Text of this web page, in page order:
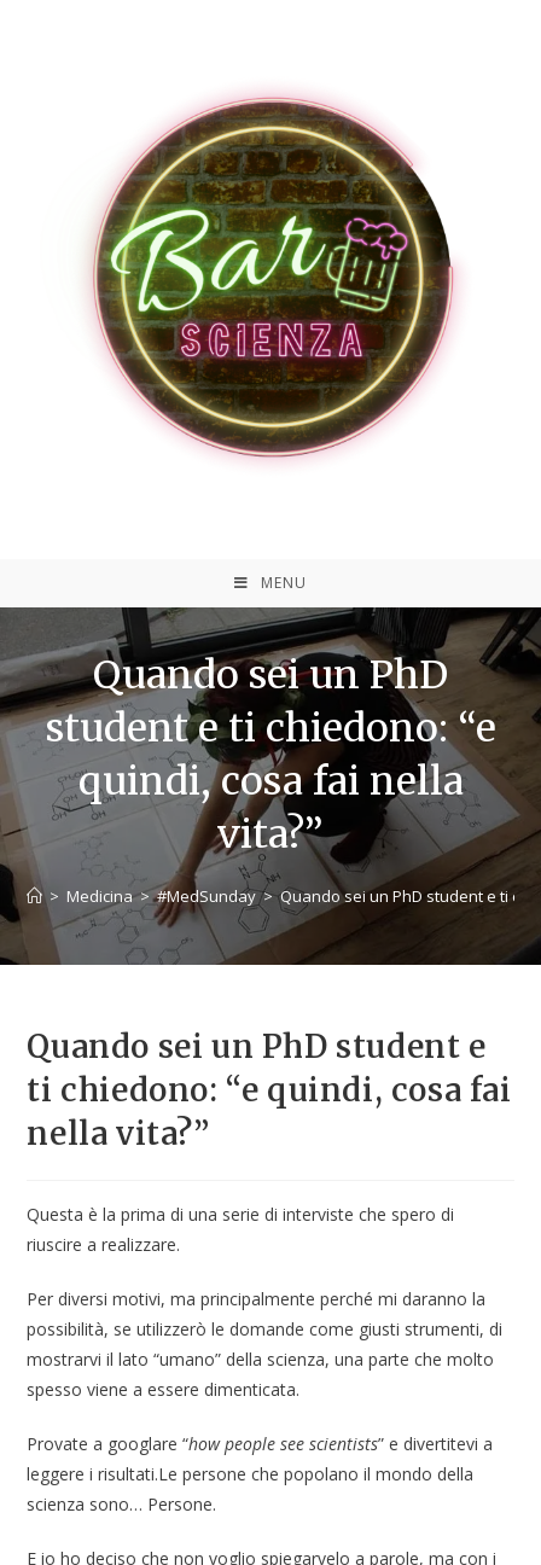
MENU
Quando sei un PhD
student e ti chiedono: “e
quindi, cosa fai nella
vita?”
> Medicina > #MedSunday > Quando sei un PhD student e ti
Quando sei un PhD student e
ti chiedono: “e quindi, cosa fai
nella vita?”
Questa è la prima di una serie di interviste che spero di
riuscire a realizzare.
Per diversi motivi, ma principalmente perché mi daranno la
possibilità, se utilizzerò le domande come giusti strumenti, di
mostrarvi il lato “umano” della scienza, una parte che molto
spesso viene a essere dimenticata.
Provate a googlare “how people see scientists” e divertitevi a
leggere i risultati.Le persone che popolano il mondo della
scienza sono… Persone.
E io ho deciso che non voglio spiegarvelo a parole, ma con i